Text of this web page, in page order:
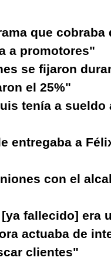
que
a promotores"
se fijaron
el 25%"
tenía a
entregaba a
con el
fallecido] era
actuaba de
clientes"